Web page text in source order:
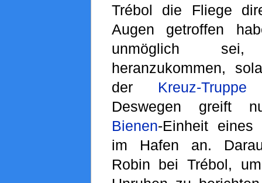
Trébol die Fliege
Augen getroffen
unmöglich
heranzukommen,
der Kreuz-Truppe
Deswegen greift
Bienen-Einheit
im Hafen an.
Robin bei Trébol,